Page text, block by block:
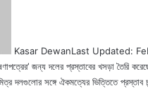
Kasar DewanLast Updated:
জন্য দলের প্রস্তাবের খসড়া তৈরি
দলগুলোর সঙ্গে ঐকমত্যের ভিত্তিতে প্রস্তাব